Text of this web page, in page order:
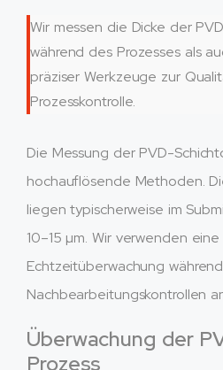
Wir messen die Dicke der
während des Prozesses als
präziser Werkzeuge zur
Prozesskontrolle.
Die Messung der PVD-
hochauflösende Methoden.
liegen typischerweise im
10–15 µm. Wir verwenden
Echtzeitüberwachung
Nachbearbeitungskontrollen
Überwachung der
Prozess